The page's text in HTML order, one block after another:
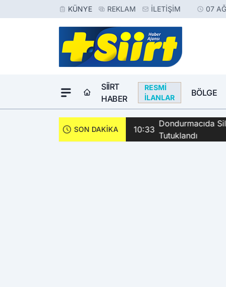
KÜNYE REKLAM İLETIŞIM 07
SIIRT
HABER
RESMI
İLANLAR
BÖLGE
SON DAKİKA 10:33
Dondurmacıda
Tutuklandı